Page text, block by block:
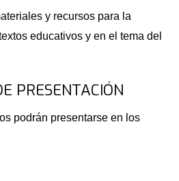
y recursos para la
educativos y en el tema del
PRESENTACIÓN
podrán presentarse en los